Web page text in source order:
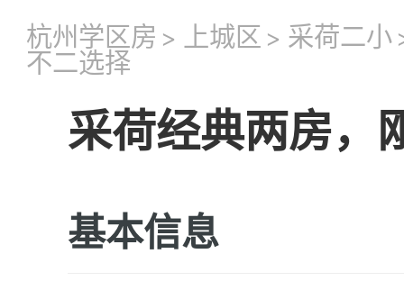
杭州学区房 > 上城区 > 采荷二小
不二选择
采荷经典两房，
基本信息